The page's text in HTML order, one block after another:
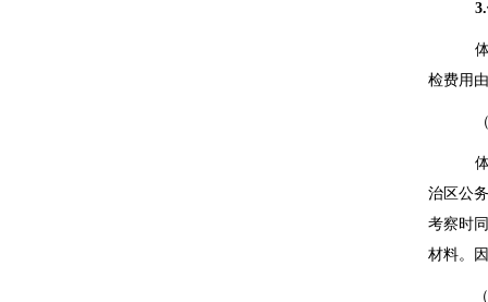
3.
检费用
治区公
考察时
材料。